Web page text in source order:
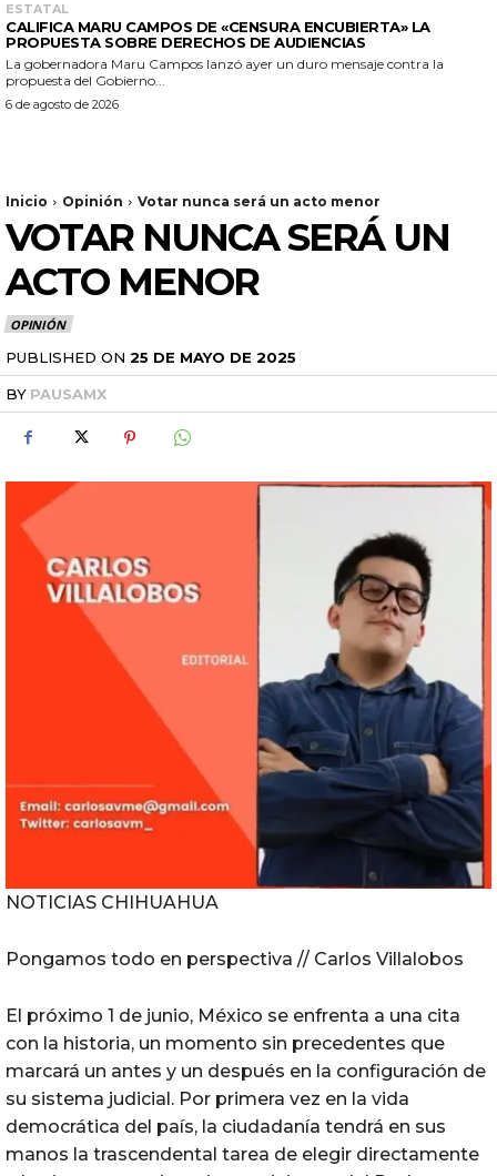
ESTATAL
CALIFICA MARU CAMPOS DE «CENSURA ENCUBIERTA» LA
PROPUESTA SOBRE DERECHOS DE AUDIENCIAS
La gobernadora Maru Campos lanzó ayer un duro mensaje contra la
propuesta del Gobierno...
6 de agosto de 2026